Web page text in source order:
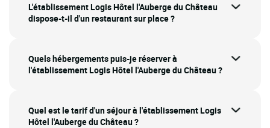
L'établissement Logis Hôtel l'Auberge du Château
dispose-t-il d'un restaurant sur place ?
Quels hébergements puis-je réserver à
l'établissement Logis Hôtel l'Auberge du Château ?
Quel est le tarif d'un séjour à l'établissement Logis
Hôtel l'Auberge du Château ?